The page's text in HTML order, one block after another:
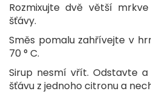
Rozmixujte dvě větší
šťávy.
Směs pomalu zahřívejte v
70 ° C.
Sirup nesmí vřít. Odstavte
šťávu z jednoho citronu a